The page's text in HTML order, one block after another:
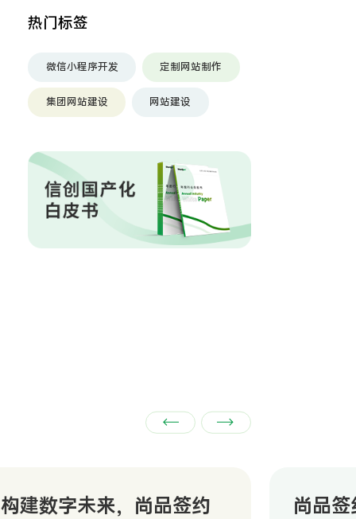
热门标签
微信小程序开发 定制网站制作
集团网站建设 网站建设
构建数字未来，尚品签约
尚品